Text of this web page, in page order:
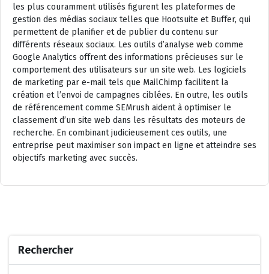
les plus couramment utilisés figurent les plateformes de
gestion des médias sociaux telles que Hootsuite et Buffer, qui
permettent de planifier et de publier du contenu sur
différents réseaux sociaux. Les outils d’analyse web comme
Google Analytics offrent des informations précieuses sur le
comportement des utilisateurs sur un site web. Les logiciels
de marketing par e-mail tels que MailChimp facilitent la
création et l’envoi de campagnes ciblées. En outre, les outils
de référencement comme SEMrush aident à optimiser le
classement d’un site web dans les résultats des moteurs de
recherche. En combinant judicieusement ces outils, une
entreprise peut maximiser son impact en ligne et atteindre ses
objectifs marketing avec succès.
Rechercher